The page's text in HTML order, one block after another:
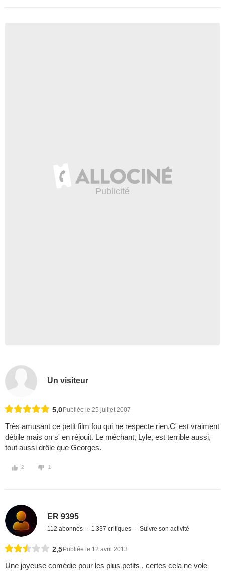
Un visiteur
5,0 Publiée le 25 juillet 2007
Très amusant ce petit film fou qui ne respecte rien.C' est vraiment
débile mais on s' en réjouit. Le méchant, Lyle, est terrible aussi,
tout aussi drôle que Georges.
2 1
ER 9395
112 abonnés 1 337 critiques Suivre son activité
2,5 Publiée le 12 avril 2013
Une joyeuse comédie pour les plus petits , certes cela ne vole